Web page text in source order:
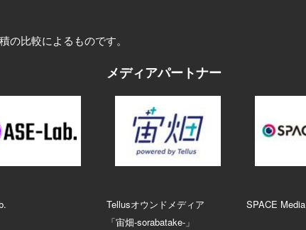
比較によるものです。
メディアパートナー
Tellusオウンドメディア
「宙畑-sorabatake-」
SPACE Media